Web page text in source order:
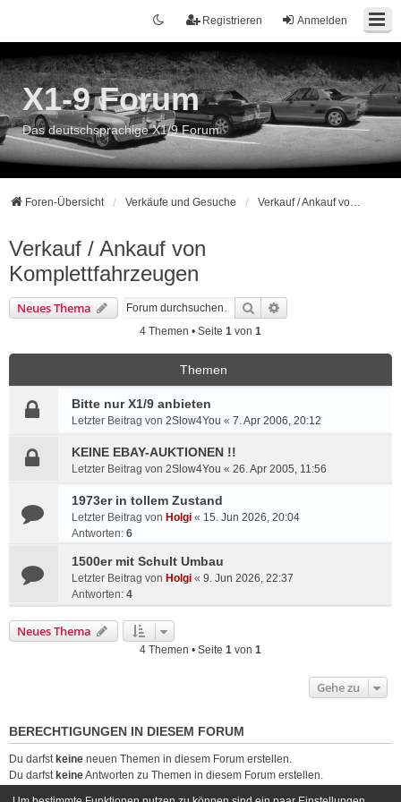
Anmelden
Registrieren
X1-9 Forum
Das deutschsprachige X1/9 Forum
Foren-Übersicht Verkäufe und Gesuche Verkauf / Ankauf von Komplettfahrzeugen
Verkauf / Ankauf von
Komplettfahrzeugen
Neues Thema Suche
4 Themen • Seite 1 von 1
Themen
Bitte nur X1/9 anbieten
Letzter Beitrag von 2Slow4You « 7. Apr 2006, 20:12
KEINE EBAY-AUKTIONEN !!
Letzter Beitrag von 2Slow4You « 26. Apr 2005, 11:56
1973er in tollem Zustand
Letzter Beitrag von Holgi « 15. Jun 2026, 20:04
Antworten: 6
1500er mit Schult Umbau
Letzter Beitrag von Holgi « 9. Jun 2026, 22:37
Antworten: 4
Neues Thema
4 Themen • Seite 1 von 1
Gehe zu
BERECHTIGUNGEN IN DIESEM FORUM
Du darfst keine neuen Themen in diesem Forum erstellen.
Du darfst keineAntworten zu Themen in diesem Forum erstellen.